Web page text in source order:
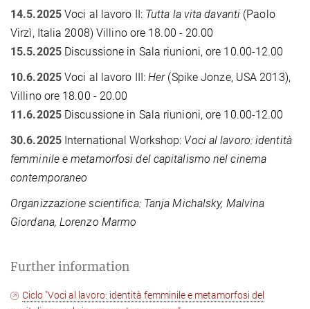
14.5.2025Voci al lavoro II: Tutta la vita davanti (Paolo
Virzì, Italia 2008) Villino ore 18.00 - 20.00
15.5.2025Discussione in Sala riunioni, ore 10.00-12.00
10.6.2025Voci al lavoro III:Her(Spike Jonze, USA 2013),
Villino ore 18.00 - 20.00
11.6.2025Discussione in Sala riunioni, ore 10.00-12.00
30.6.2025International Workshop: Voci al lavoro: identità
femminile e metamorfosi del capitalismo nel cinema
contemporaneo
Organizzazione scientifica: Tanja Michalsky, Malvina
Giordana, Lorenzo Marmo
Further information
Ciclo "Voci al lavoro: identità femminile e metamorfosi del